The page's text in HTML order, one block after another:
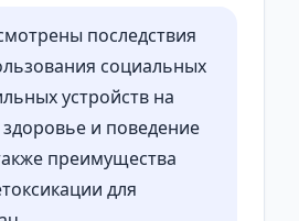
последствия
социальных
устройств на
и поведение
преимущества
для